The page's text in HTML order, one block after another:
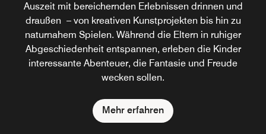
Auszeit mit bereichernden Erlebnissen drinnen und
draußen – von kreativen Kunstprojekten bis hin zu
naturnahem Spielen. Während die Eltern in ruhiger
Abgeschiedenheit entspannen, erleben die Kinder
interessante Abenteuer, die Fantasie und Freude
wecken sollen.
Mehr erfahren